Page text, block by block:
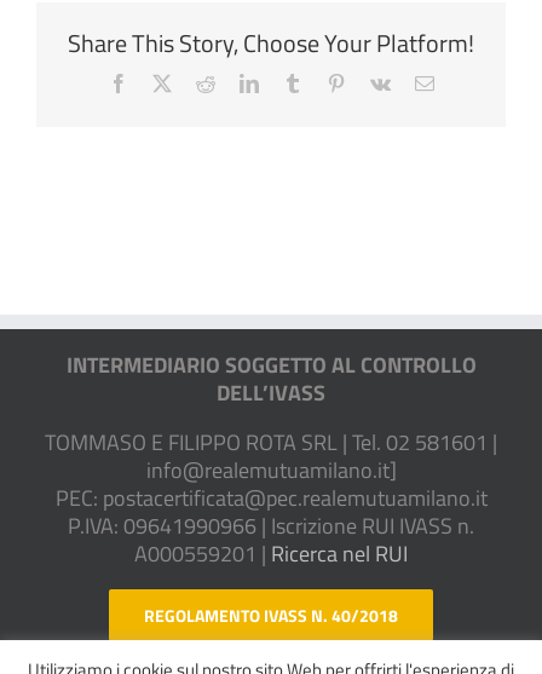
Share This Story, Choose Your Platform!
Facebook RedditLinkedInTumblr Pinterest
Vk Email
INTERMEDIARIO SOGGETTO AL CONTROLLO
DELL’IVASS
TOMMASO E FILIPPO ROTA SRL | Tel. 02 581601 |
info@realemutuamilano.it]
PEC: postacertificata@pec.realemutuamilano.it
P.IVA: 09641990966 | Iscrizione RUI IVASS n.
A000559201 | Ricerca nel RUI
REGOLAMENTO IVASS N. 40/2018